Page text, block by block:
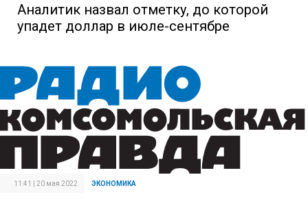
Аналитик назвал отметку, до которой
упадет доллар в июле-сентябре
11:41 | 20 мая 2022 ЭКОНОМИКА